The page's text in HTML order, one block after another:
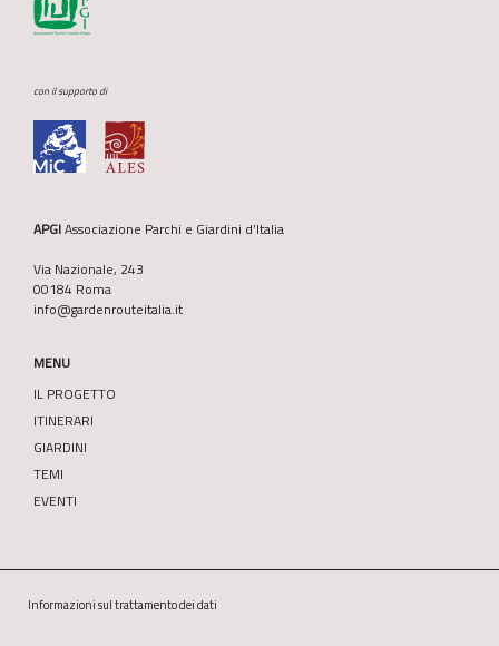
con il supporto di
APGIAssociazione Parchi e Giardini d’Italia
Via Nazionale, 243
00184 Roma
info@gardenrouteitalia.it
MENU
IL PROGETTO
ITINERARI
GIARDINI
TEMI
EVENTI
Informazioni sul trattamento dei dati